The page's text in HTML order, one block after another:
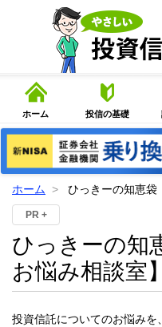
ホーム 投信の基礎
ホーム ひっきーの知恵袋
PR +
ひっきーの知
お悩み相談室】
投資信託についてのお悩み